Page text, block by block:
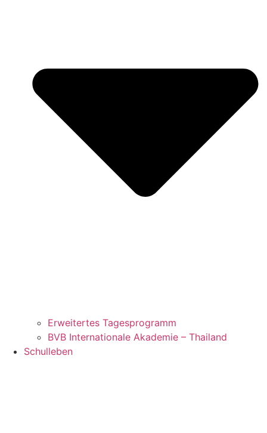
Erweitertes Tagesprogramm
BVB Internationale Akademie – Thailand
Schulleben